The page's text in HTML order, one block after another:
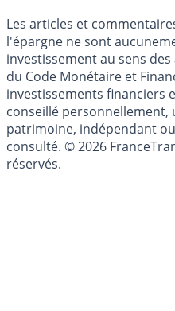
Cookies
Les articles et
l'épargne ne sont
investissement au sens des
du Code Monétaire et
investissements financiers
conseillé personnellement,
patrimoine, indépendant